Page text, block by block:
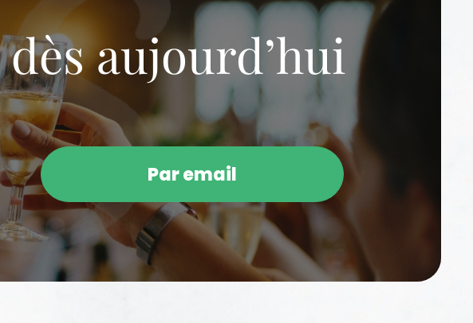
aujourd’hui
Par email